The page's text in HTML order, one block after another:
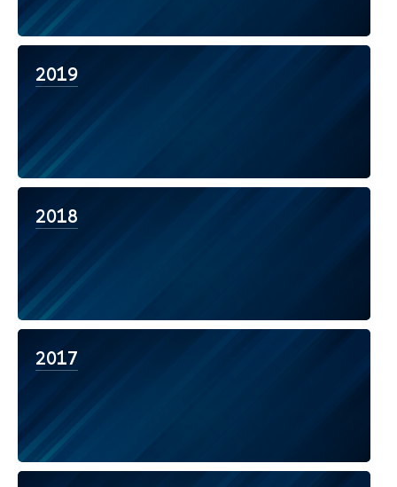
2019
2018
2017